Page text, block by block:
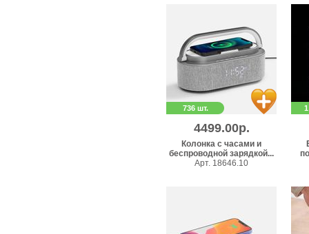
736 шт.
4499.00р.
Колонка с часами и
беспроводной зарядкой...
Арт. 18646.10